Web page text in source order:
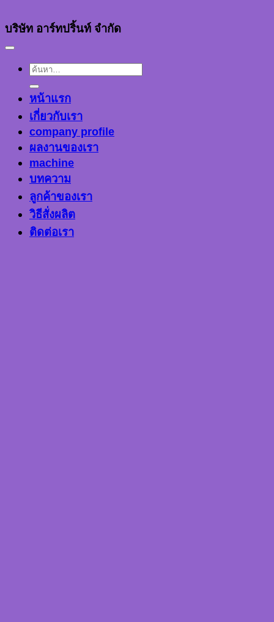
บริษัท อาร์ทปริ้นท์ จำกัด
ค้นหา:
หน้าแรก
เกี่ยวกับเรา
company profile
ผลงานของเรา
machine
บทความ
ลูกค้าของเรา
วิธีสั่งผลิต
ติดต่อเรา